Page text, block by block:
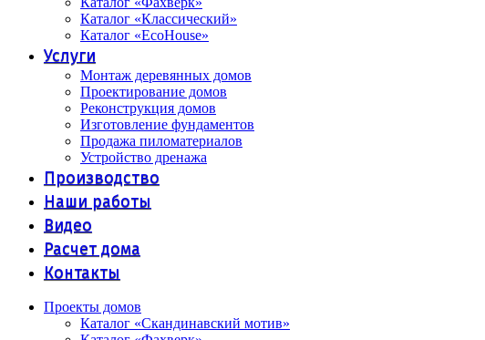
Каталог «Классический»
Каталог «EcoHouse»
Услуги
Монтаж деревянных домов
Проектирование домов
Реконструкция домов
Изготовление фундаментов
Продажа пиломатериалов
Устройство дренажа
Производство
Наши работы
Видео
Расчет дома
Контакты
Проекты домов
Каталог «Скандинавский мотив»